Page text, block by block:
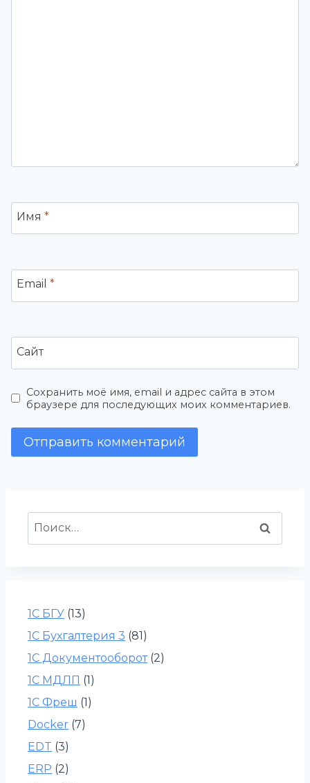
Имя *
Email *
Сайт
Сохранить моё имя, email и адрес сайта в этом
браузере для последующих моих комментариев.
Найти:
1С БГУ (13)
1С Бухгалтерия 3 (81)
1С Документооборот(2)
1С МДЛП (1)
1С Фреш (1)
Docker (7)
EDT (3)
ERP (2)